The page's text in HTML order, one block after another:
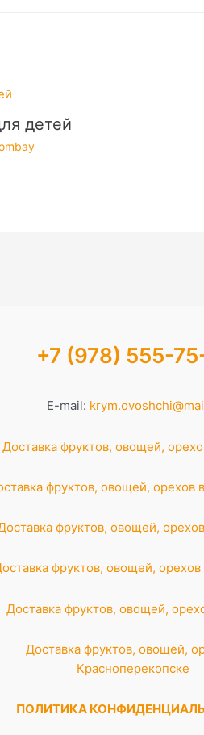
детей
+7 (978) 555-
E-mail:
Доставка фруктов, овощей,
фруктов, овощей, орехов
фруктов, овощей,
фруктов, овощей, орехов
Доставка фруктов, овощей,
Доставка фруктов, овощей,
Красноперекопске
ПОЛИТИКА